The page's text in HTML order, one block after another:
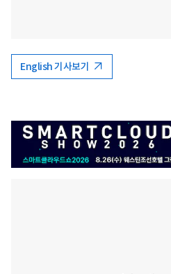
English 기사보기